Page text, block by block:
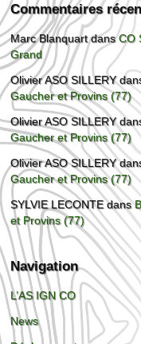
Commentaires
Marc BlanquartdansCO
Grand
Olivier ASO SILLERY
Gaucher et Provins (77)
Olivier ASO SILLERY
Gaucher et Provins (77)
Olivier ASO SILLERY
Gaucher et Provins (77)
SYLVIE LECONTEdans
et Provins (77)
Navigation
L’AS IGN CO
News